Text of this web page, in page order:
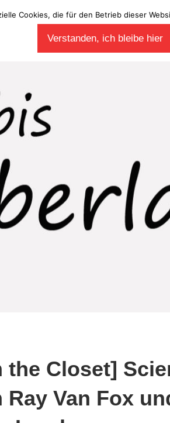
the Closet]
Van Fox
Cookies, die für den Betrieb dieser
Verstanden, ich bleibe hier